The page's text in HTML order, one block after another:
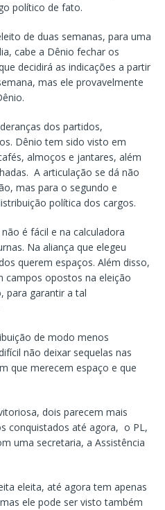
político de fato.
de duas semanas, para uma
cabe a Dênio fechar os
decidirá as indicações a partir
mas ele provavelmente
dos partidos,
Dênio tem sido visto em
almoços e jantares, além
A articulação se dá não
mas para o segundo e
política dos cargos.
é fácil e na calculadora
Na aliança que elegeu
querem espaços. Além disso,
campos opostos na eleição
para garantir a tal
de modo menos
não deixar sequelas nas
que merecem espaço e que
dois parecem mais
conquistados até agora, o PL,
uma secretaria, a Assistência
eleita, até agora tem apenas
ele pode ser visto também